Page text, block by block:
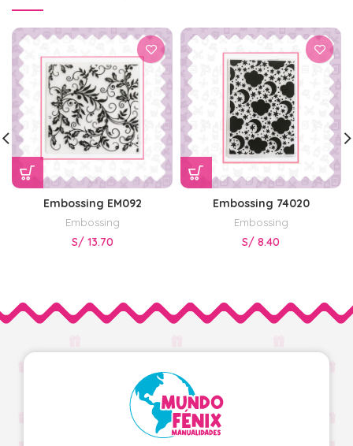
Embossing EM092
Embossing
S/ 13.70
Embossing 74020
Embossing
S/ 8.40